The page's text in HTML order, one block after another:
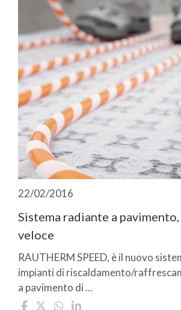
22/02/2016
Sistema radiante a
veloce
RAUTHERM SPEED, è il nuovo
impianti di riscaldamento/
a pavimento di ...